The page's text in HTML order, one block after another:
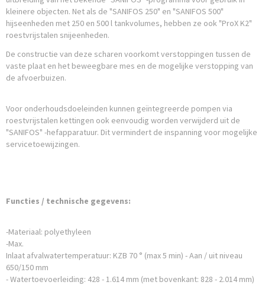
kleinere objecten. Net als de "SANIFOS 250" en "SANIFOS 500"
hijseenheden met 250 en 500 l tankvolumes, hebben ze ook "ProX K2"
roestvrijstalen snijeenheden.
De constructie van deze scharen voorkomt verstoppingen tussen de
vaste plaat en het beweegbare mes en de mogelijke verstopping van
de afvoerbuizen.
Voor onderhoudsdoeleinden kunnen geïntegreerde pompen via
roestvrijstalen kettingen ook eenvoudig worden verwijderd uit de
"SANIFOS" -hefapparatuur. Dit vermindert de inspanning voor mogelijke
servicetoewijzingen.
Functies / technische gegevens:
-Materiaal: polyethyleen
-Max.
Inlaat afvalwatertemperatuur: KZB 70 ° (max 5 min) - Aan / uit niveau
650/150 mm
- Watertoevoerleiding: 428 - 1.614 mm (met bovenkant: 828 - 2.014 mm)